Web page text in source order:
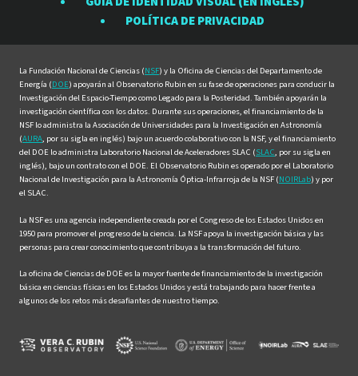
en
en
en
en
POLÍTICA DE PRIVACIDAD
La Fundación Nacional de Ciencias (NSF) y la Oficina de Ciencias del Departamento de
Energía (DOE) apoyarán al Observatorio Rubin en su fase de operaciones para conducir la
Investigación del Espacio-Tiempo como Legado para la Posteridad. También apoyarán la
investigación científica con los datos. Durante sus operaciones, el financiamiento de la
NSF lo administra la Asociación de Universidades para la Investigación en Astronomía
(AURA, por su sigla en inglés) bajo un acuerdo colaborativo con la NSF, y el financiamiento
del DOE lo administra Laboratorio Nacional de Aceleradores SLAC (SLAC, por su sigla en
inglés), bajo un contrato con el DOE. El Observatorio Rubin es operado por el Laboratorio
Nacional de Investigación para la Astronomía Óptica-Infrarroja de la NSF (NOIRLab) y por
el SLAC.
La NSF es una agencia independiente creada por el Congreso de los Estados Unidos en
1950 para promover el progreso de la ciencia. La NSF apoya la investigación básica y las
personas para crear conocimiento que contribuya a la transformación del futuro.
La oficina de Ciencias de DOE es la mayor fuente de financiamiento de la investigación
básica en ciencias físicas en los Estados Unidos y está trabajando para hacer frente a
algunos de los retos más desafiantes de nuestro tiempo.